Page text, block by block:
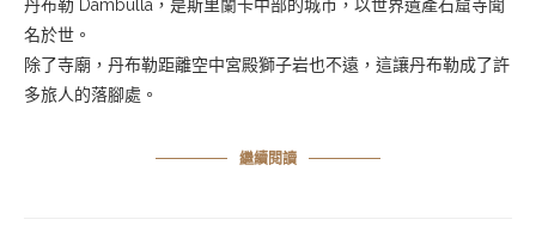
丹布勒 Dambulla，是斯里蘭卡中部的城市，以世界遺產石窟寺聞
名於世。
除了寺廟，丹布勒距離空中宮殿獅子岩也不遠，這讓丹布勒成了許
多旅人的落腳處。
繼續閱讀